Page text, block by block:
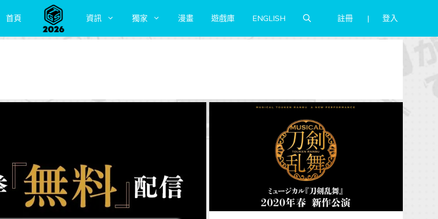
首頁 資訊 獨家 漫畫 遊戲庫 ENGLISH 註冊 登入